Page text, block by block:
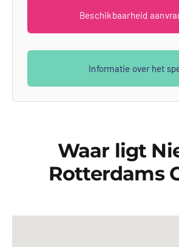
Beschikbaarheid
Informatie over het
Waar ligt
Rotterdams